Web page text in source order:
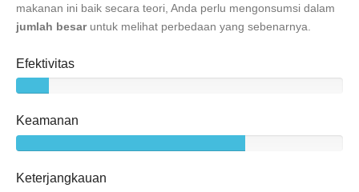
makanan ini baik secara teori, Anda perlu mengonsumsi dalam
jumlah besaruntuk melihat perbedaan yang sebenarnya.
Efektivitas
Keamanan
Keterjangkauan